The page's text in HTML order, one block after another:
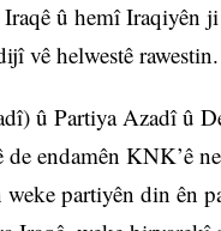
û hemî Iraqiyên
vê helwestê rawestin.
û Partiya Azadî û
de endamên KNK’ê
partiyên din ên